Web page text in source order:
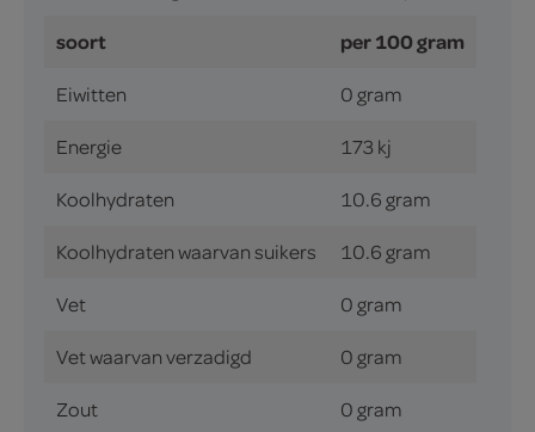
soort per 100 gram
Eiwitten 0 gram
Energie 173 kj
Koolhydraten 10.6 gram
Koolhydraten waarvan suikers 10.6 gram
Vet 0 gram
Vet waarvan verzadigd 0 gram
Zout 0 gram